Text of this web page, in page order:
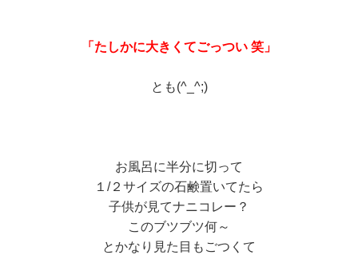
「たしかに大きくてごっつい 笑」
とも(^_^;)
お風呂に半分に切って
１/２サイズの石鹸置いてたら
子供が見てナニコレー？
このブツブツ何～
とかなり見た目もごつくて